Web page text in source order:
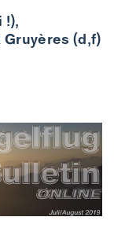
!),
(d,f)